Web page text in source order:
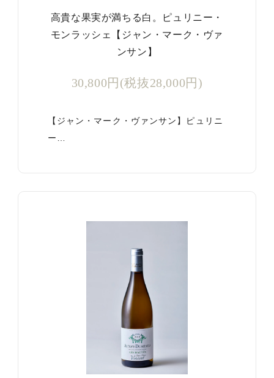
高貴な果実が満ちる白。ピュリニー・
モンラッシェ【ジャン・マーク・ヴァ
ンサン】
30,800円(税抜28,000円)
【ジャン・マーク・ヴァンサン】ピュリニ
ー…